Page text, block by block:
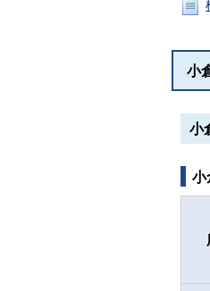
小
小
小